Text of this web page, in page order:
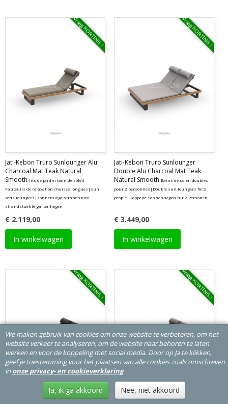
Vraag KORTING !
Jati-Kebon Truro Sunlounger Alu
Charcoal Mat Teak Natural
Smooth lits de jardin bain de soleil
Fauteuils de relaxation chaises longues|sun
beds loungers|sonnenliege strandstuhl
strandstuehle gartenliegen
€ 2.119,00
In winkelwagen
Vraag KORTING !
Jati-Kebon Truro Sunlounger
Double Alu Charcoal Mat Teak
Natural Smooth Bains de soleil doubles
pour 2 personnes|Double sun loungers for 2
people|Doppelte Sonnenliegen für 2 Personen
€ 3.449,00
In winkelwagen
Vraag KORTING ! Vraag KORTING !
We maken gebruik van cookies om onze website te verbeteren, om het
website verkeer te analyseren, om de website naar behoren te laten
werken en voor de koppeling met social media. Door op Ja te klikken,
geef je toestemming voor het plaatsen van alle cookies zoals omschreven
in onze privacy- en cookieverklaring
Ja, ik ga akkoord Nee, niet akkoord